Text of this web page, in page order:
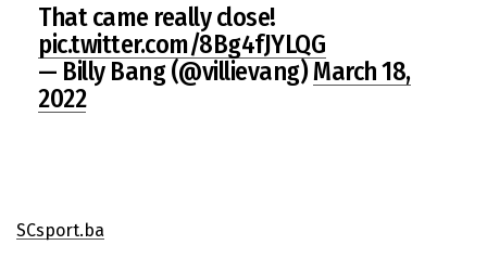
That came really close!
pic.twitter.com/8Bg4fJYLQG
— Billy Bang (@villievang)March 18,
2022
SCsport.ba